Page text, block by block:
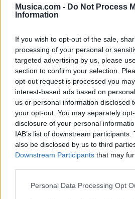
Musica.com - Do Not Process
Information
If you wish to opt-out of the sale,
processing of your personal or
targeted advertising by us, please
section to confirm your selection.
opt-out request is processed you
interest-based ads based on
us or personal information disclosed
your opt-out. You may separately
disclosure of your personal
IAB’s list of downstream
also be disclosed by us to third
Downstream Participants that may
Personal Data Processing Opt
Arcángel es, sin duda, una
humildes inicios hasta su
sido uno de persistencia,
por la música. Con una carrera
una década, ha tocado los
ha dejado un legado que
música latina.
+ Arcángel